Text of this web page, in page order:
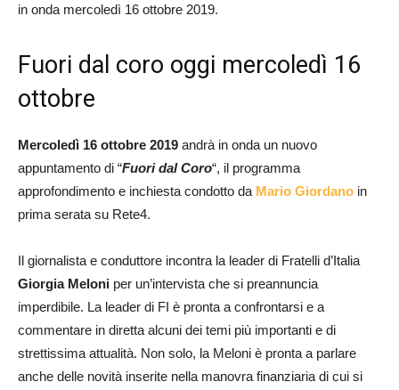
in onda mercoledì 16 ottobre 2019.
Fuori dal coro oggi mercoledì 16
ottobre
Mercoledì 16 ottobre 2019 andrà in onda un nuovo
appuntamento di “Fuori dal Coro“, il programma
approfondimento e inchiesta condotto da Mario Giordano in
prima serata su Rete4.
Il giornalista e conduttore incontra la leader di Fratelli d’Italia
Giorgia Meloni per un’intervista che si preannuncia
imperdibile. La leader di FI è pronta a confrontarsi e a
commentare in diretta alcuni dei temi più importanti e di
strettissima attualità. Non solo, la Meloni è pronta a parlare
anche delle novità inserite nella manovra finanziaria di cui si